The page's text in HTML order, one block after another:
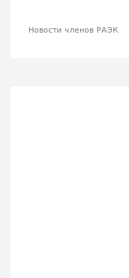
Новости членов РАЭК